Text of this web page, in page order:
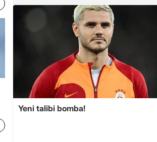
Yeni talibi bomba!